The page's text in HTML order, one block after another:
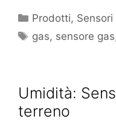
Categorie
Prodotti, Sensori
Tag
gas, sensore gas
Umidità:
terreno